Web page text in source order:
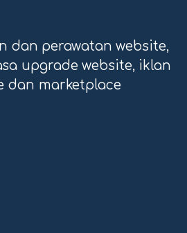
dan perawatan website,
upgrade website, iklan
dan marketplace